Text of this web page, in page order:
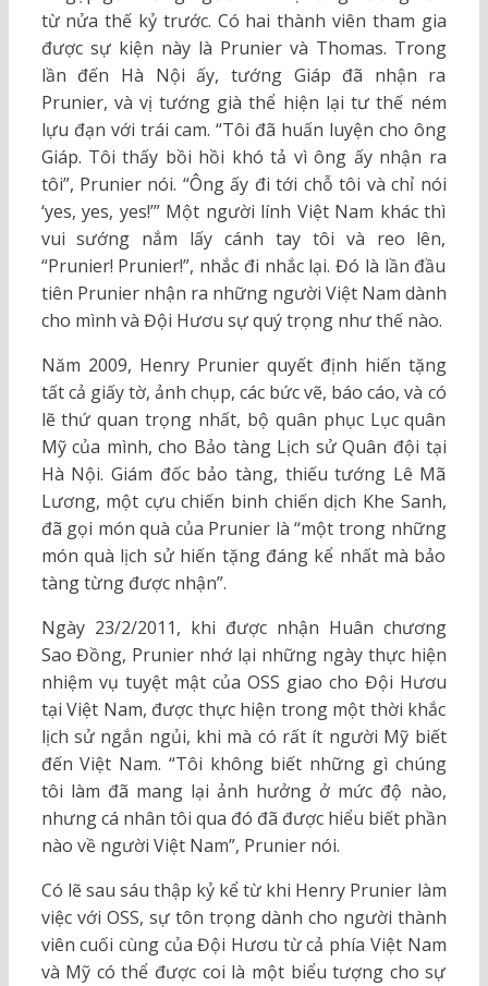
từ nửa thế kỷ trước. Có hai thành viên tham gia
được sự kiện này là Prunier và Thomas. Trong
lần đến Hà Nội ấy, tướng Giáp đã nhận ra
Prunier, và vị tướng già thể hiện lại tư thế ném
lựu đạn với trái cam. “Tôi đã huấn luyện cho ông
Giáp. Tôi thấy bồi hồi khó tả vì ông ấy nhận ra
tôi”, Prunier nói. “Ông ấy đi tới chỗ tôi và chỉ nói
‘yes, yes, yes!’” Một người lính Việt Nam khác thì
vui sướng nắm lấy cánh tay tôi và reo lên,
“Prunier! Prunier!”, nhắc đi nhắc lại. Đó là lần đầu
tiên Prunier nhận ra những người Việt Nam dành
cho mình và Đội Hươu sự quý trọng như thế nào.
Năm 2009, Henry Prunier quyết định hiến tặng
tất cả giấy tờ, ảnh chụp, các bức vẽ, báo cáo, và có
lẽ thứ quan trọng nhất, bộ quân phục Lục quân
Mỹ của mình, cho Bảo tàng Lịch sử Quân đội tại
Hà Nội. Giám đốc bảo tàng, thiếu tướng Lê Mã
Lương, một cựu chiến binh chiến dịch Khe Sanh,
đã gọi món quà của Prunier là “một trong những
món quà lịch sử hiến tặng đáng kể nhất mà bảo
tàng từng được nhận”.
Ngày 23/2/2011, khi được nhận Huân chương
Sao Đồng, Prunier nhớ lại những ngày thực hiện
nhiệm vụ tuyệt mật của OSS giao cho Đội Hươu
tại Việt Nam, được thực hiện trong một thời khắc
lịch sử ngắn ngủi, khi mà có rất ít người Mỹ biết
đến Việt Nam. “Tôi không biết những gì chúng
tôi làm đã mang lại ảnh hưởng ở mức độ nào,
nhưng cá nhân tôi qua đó đã được hiểu biết phần
nào về người Việt Nam”, Prunier nói.
Có lẽ sau sáu thập kỷ kể từ khi Henry Prunier làm
việc với OSS, sự tôn trọng dành cho người thành
viên cuối cùng của Đội Hươu từ cả phía Việt Nam
và Mỹ có thể được coi là một biểu tượng cho sự